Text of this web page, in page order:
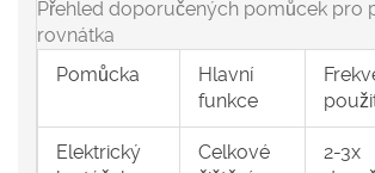
Přehled doporučených pomůcek pro
rovnátka
Pomůcka
Hlavní
funkce
Elektrický
Celkové
2-3x